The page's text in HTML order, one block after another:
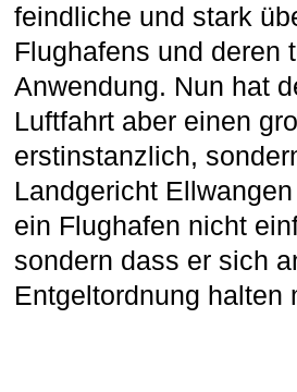
feindliche und stark
Flughafens und deren
Anwendung. Nun hat
Luftfahrt aber einen
erstinstanzlich,
Landgericht
ein Flughafen nicht
sondern dass er sich
Entgeltordnung